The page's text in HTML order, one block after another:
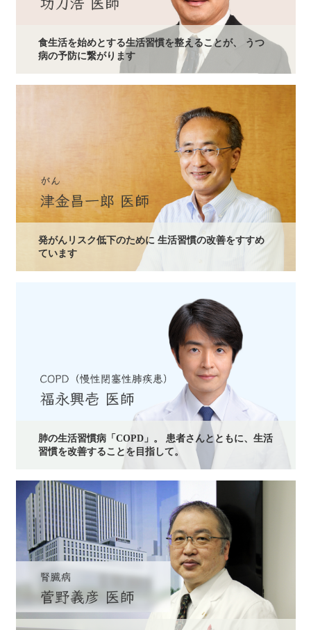
食生活を始めとする生活習慣を整えることが、 うつ
病の予防に繋がります
発がんリスク低下のために 生活習慣の改善をすすめ
ています
肺の生活習慣病「COPD」。 患者さんとともに、生活
習慣を改善することを目指して。